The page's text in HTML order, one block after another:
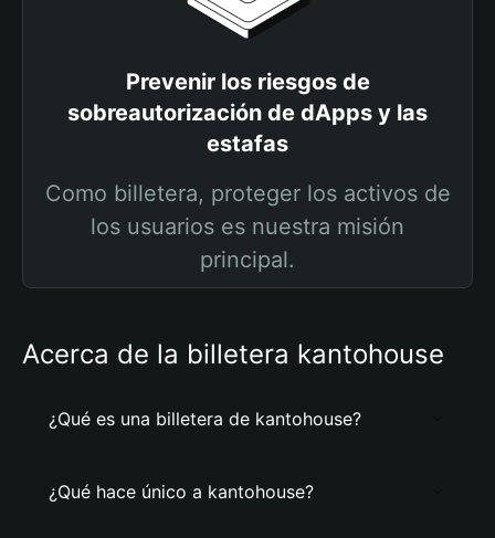
Prevenir los riesgos de
sobreautorización de dApps y las
estafas
Como billetera, proteger los activos de
los usuarios es nuestra misión
principal.
Acerca de la billetera kantohouse
¿Qué es una billetera de kantohouse?
¿Qué hace único a kantohouse?